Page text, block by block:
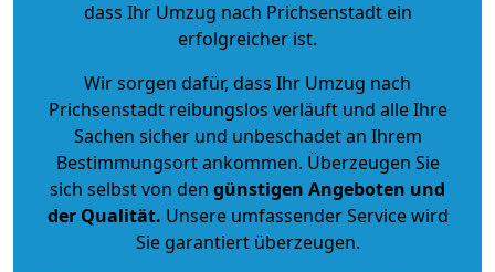
dass Ihr Umzug nach Prichsenstadt ein
erfolgreicher ist.
Wir sorgen dafür, dass Ihr Umzug nach
Prichsenstadt reibungslos verläuft und alle Ihre
Sachen sicher und unbeschadet an Ihrem
Bestimmungsort ankommen. Überzeugen Sie
sich selbst von den günstigen Angeboten und
der Qualität. Unsere umfassender Service wird
Sie garantiert überzeugen.